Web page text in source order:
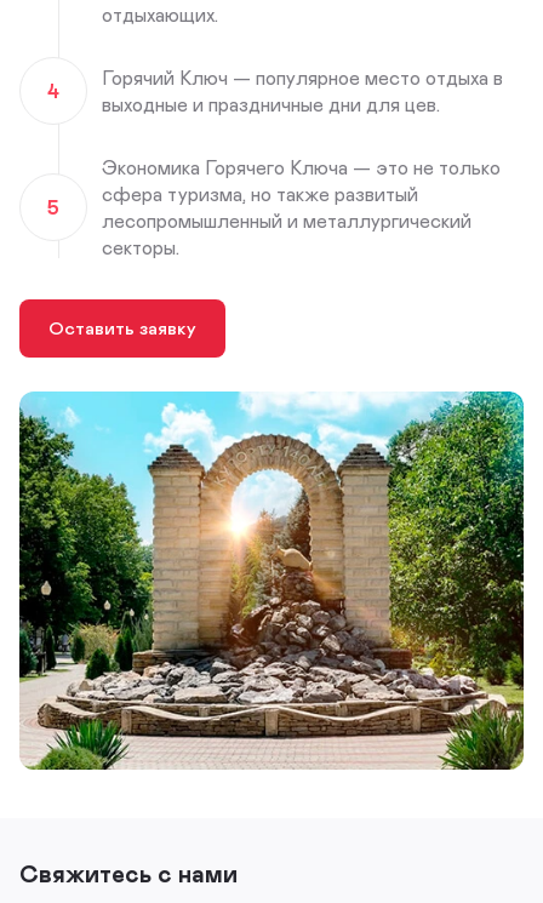
отдыхающих.
4
Горячий Ключ — популярное место отдыха в
выходные и праздничные дни для цев.
5
Экономика Горячего Ключа — это не только
сфера туризма, но также развитый
лесопромышленный и металлургический
секторы.
Оставить заявку
Свяжитесь с нами